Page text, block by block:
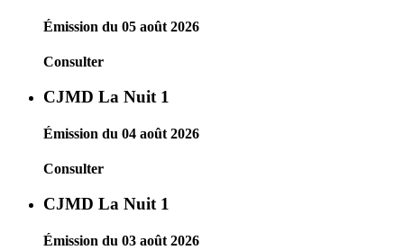
Émission du 05 août 2026
Consulter
CJMD La Nuit 1
Émission du 04 août 2026
Consulter
CJMD La Nuit 1
Émission du 03 août 2026